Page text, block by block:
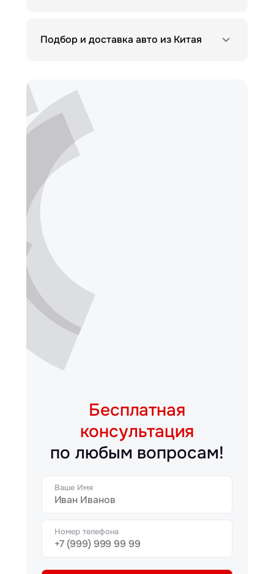
Подбор и доставка авто из Китая
Бесплатная
консультация
по любым вопросам!
Ваше Имя
Номер телефона